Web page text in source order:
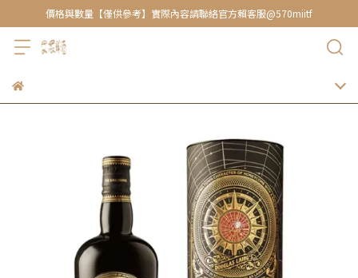
價格與數量【僅供參考】實際內容請聯絡官方賴客服@570miitf